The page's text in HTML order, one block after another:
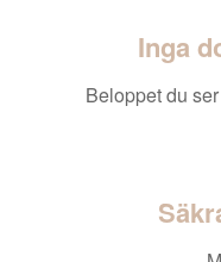
Inga
Beloppet du